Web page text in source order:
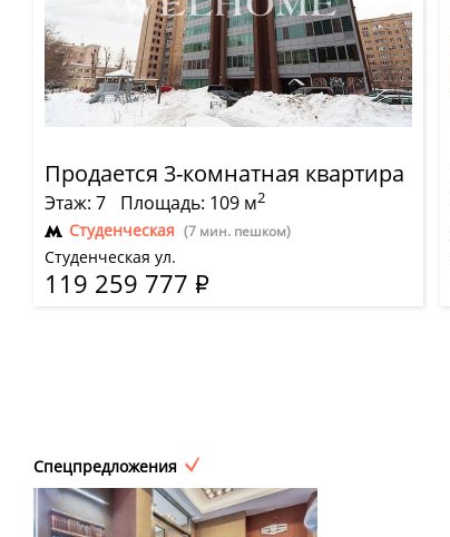
Продается 3-комнатная квартира
Этаж: 7 Площадь: 109 м2
Студенческая (7 мин. пешком)
Студенческая ул.
119 259 777 Р
Спецпредложения